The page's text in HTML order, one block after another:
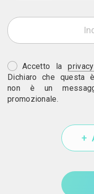
Accetto la
Dichiaro che questa
non è un
promozionale.
+